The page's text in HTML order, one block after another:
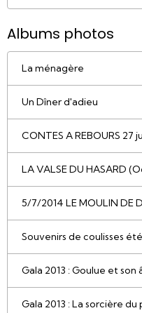
Albums photos
La ménagère
Un Dîner d'adieu
CONTES A REBOURS 27
LA VALSE DU HASARD
5/7/2014 LE MOULIN DE
Souvenirs de coulisses
Gala 2013 : Goulue et son
Gala 2013 : La sorcière du